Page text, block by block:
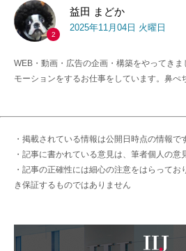
2
益田 まどか
2025年11月04日 火曜日
WEB・動画・広告の企画・構築をやってき
モーションをするお仕事をしています。鼻ぺ
・掲載されている情報は公開日時点の情報で
・記事に書かれている意見は、筆者個人の
・記事の正確性には細心の注意をはらって
き保証するものではありません
IIJ